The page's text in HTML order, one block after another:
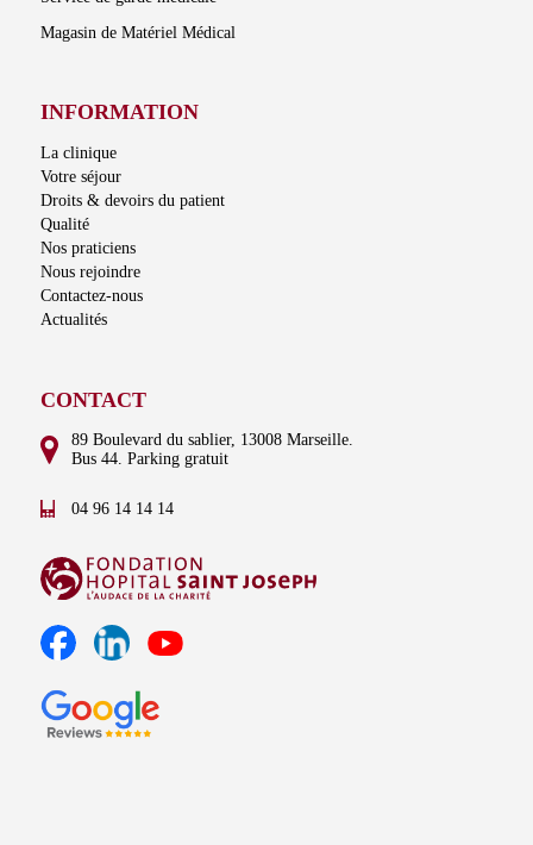
Magasin de Matériel Médical
INFORMATION
La clinique
Votre séjour
Droits & devoirs du patient
Qualité
Nos praticiens
Nous rejoindre
Contactez-nous
Actualités
CONTACT
89 Boulevard du sablier, 13008 Marseille.
Bus 44. Parking gratuit
04 96 14 14 14